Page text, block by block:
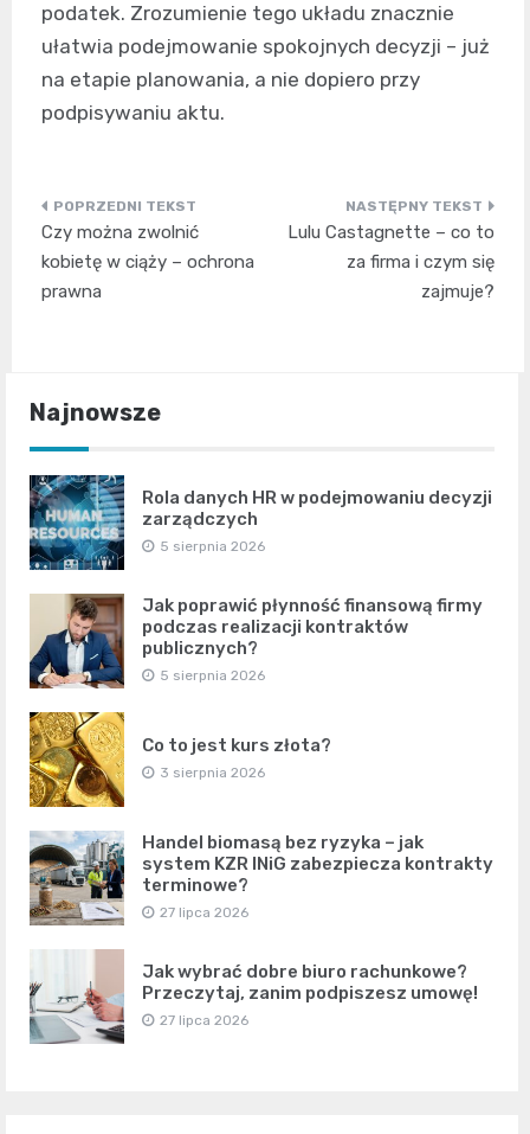
podatek. Zrozumienie tego układu znacznie
ułatwia podejmowanie spokojnych decyzji – już
na etapie planowania, a nie dopiero przy
podpisywaniu aktu.
Nawigacja
wpisu
Czy można zwolnić
kobietę w ciąży – ochrona
prawna
Lulu Castagnette – co to
za firma i czym się
zajmuje?
Najnowsze
Rola danych HR w podejmowaniu decyzji
zarządczych
5 sierpnia 2026
Jak poprawić płynność finansową firmy
podczas realizacji kontraktów
publicznych?
5 sierpnia 2026
Co to jest kurs złota?
3 sierpnia 2026
Handel biomasą bez ryzyka – jak
system KZR INiG zabezpiecza kontrakty
terminowe?
27 lipca 2026
Jak wybrać dobre biuro rachunkowe?
Przeczytaj, zanim podpiszesz umowę!
27 lipca 2026